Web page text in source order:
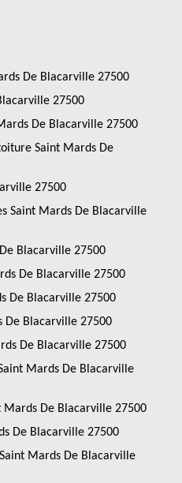
De Blacarville 27500
27500
De Blacarville 27500
Saint Mards De
27500
Saint Mards De Blacarville
Blacarville 27500
De Blacarville 27500
De Blacarville 27500
De Blacarville 27500
De Blacarville 27500
Mards De Blacarville
De Blacarville 27500
De Blacarville 27500
Mards De Blacarville